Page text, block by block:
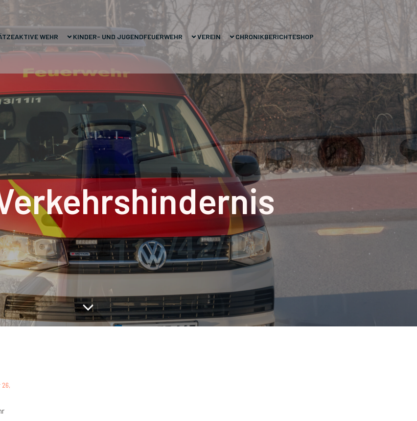
AKTIVE WEHR KINDER- UND JUGENDFEUERWEHR VEREIN CHRONIKBERICHTESHOP
26,